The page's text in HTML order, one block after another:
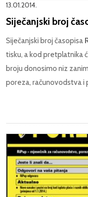
13.01.2014.
Siječanjski broj
Siječanjski broj časopisa
tisku, a kod pretplatnika
broju donosimo niz
poreza, računovodstva i